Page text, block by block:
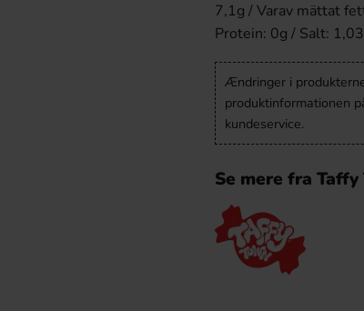
7,1g / Varav mättat
Protein: 0g / Salt:
Ændringer i
produktinformationen
kundeservice.
Se mere fra Taffy